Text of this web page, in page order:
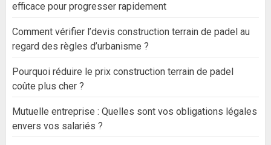
efficace pour progresser rapidement
Comment vérifier l’devis construction terrain de padel au
regard des règles d’urbanisme ?
Pourquoi réduire le prix construction terrain de padel
coûte plus cher ?
Mutuelle entreprise : Quelles sont vos obligations légales
envers vos salariés ?